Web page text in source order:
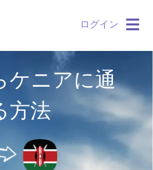
ログイン
ケニアに通
方法